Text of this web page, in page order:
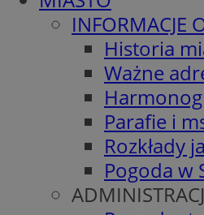
INFORMACJE
Historia
Ważne
Parafie i
Rozkłady
Pogoda w